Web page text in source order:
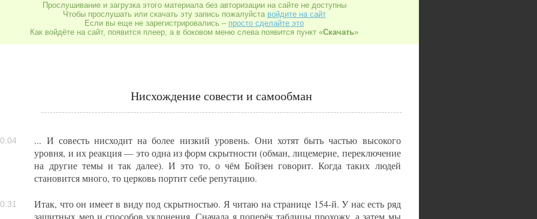
Прослушивание и загрузка этого материала без авторизации на сайте не доступны
Чтобы прослушать или скачать эту запись пожалуйста войдите на сайт
Если вы еще не зарегистрировались – просто сделайте это
Как войдёте на сайт, появится плеер, а в боковом меню слева появится пункт «Скачать»
Нисхождение совести и самообман
... И совесть нисходит на более низкий уровень. Они хотят быть частью высокого
уровня, и их реакция — это одна из форм скрытности (обман, лицемерие, переключение
на другие темы и так далее). И это то, о чём Бойзен говорит. Когда таких людей
становится много, то церковь портит себе репутацию.
Итак, что он имеет в виду под скрытностью. Я читаю на странице 154-й. У нас есть ряд